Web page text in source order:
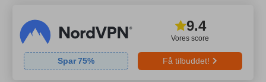
Vores score
9.4
Spar75% Få tilbuddet!